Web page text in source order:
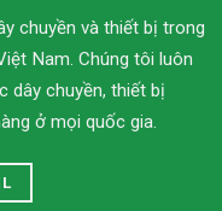
chuyền và thiết bị trong
Nam. Chúng tôi luôn
dây chuyền, thiết bị
ở mọi quốc gia.